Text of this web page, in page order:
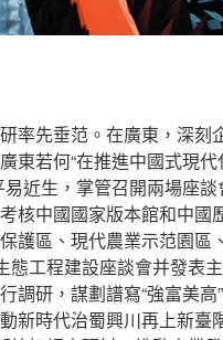
率先垂范。在廣東，深刻
東若何“在推進中國式現
近生，掌管召開兩場座
核中國國家版本館和中國
護區、現代農業示范園區
態工程建設座談會并發表
調研，謀劃譜寫“強富美高
新時代治蜀興川再上新